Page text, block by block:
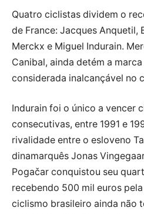
Quatro ciclistas dividem o
de France: Jacques Anquetil,
Merckx e Miguel Indurain.
Canibal, ainda detém a
considerada inalcançável no
Indurain foi o único a vencer
consecutivas, entre 1991 e
rivalidade entre o esloveno
dinamarquês Jonas
Pogačar conquistou seu
recebendo 500 mil euros
ciclismo brasileiro ainda não